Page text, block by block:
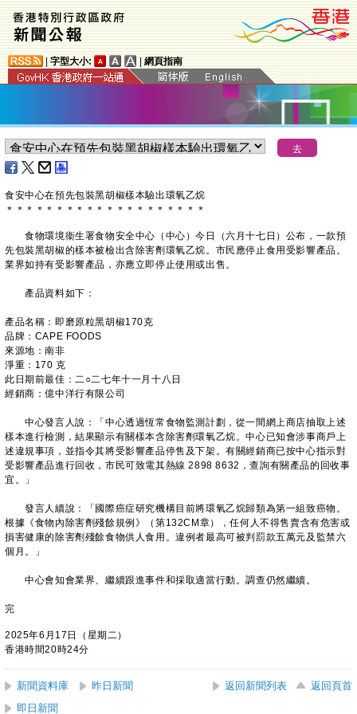
字型大小: 網頁指南
食安中心在預先包裝黑胡椒樣本驗出環氧乙烷
＊ ＊ ＊ ＊ ＊ ＊ ＊ ＊ ＊ ＊ ＊ ＊ ＊ ＊ ＊ ＊ ＊ ＊ ＊ ＊
​食物環境衞生署食物安全中心（中心）今日（六月十七日）公布，一款預
先包裝黑胡椒的樣本被檢出含除害劑環氧乙烷。市民應停止食用受影響產品。
業界如持有受影響產品，亦應立即停止使用或出售。
產品資料如下：
產品名稱：即磨原粒黑胡椒170克
品牌：CAPE FOODS
來源地：南非
淨重：170 克
此日期前最佳：二○二七年十一月十八日
經銷商：億中洋行有限公司
中心發言人說：「中心透過恆常食物監測計劃，從一間網上商店抽取上述
樣本進行檢測，結果顯示有關樣本含除害劑環氧乙烷。中心已知會涉事商戶上
述違規事項，並指令其將受影響產品停售及下架。有關經銷商已按中心指示對
受影響產品進行回收，市民可致電其熱線 2898 8632，查詢有關產品的回收事
宜。」
發言人續說：「國際癌症研究機構目前將環氧乙烷歸類為第一組致癌物。
根據《食物內除害劑殘餘規例》（第132CM章），任何人不得售賣含有危害或
損害健康的除害劑殘餘食物供人食用。違例者最高可被判罰款五萬元及監禁六
個月。」
中心會知會業界、繼續跟進事件和採取適當行動。調查仍然繼續。
完
2025年6月17日（星期二）
香港時間20時24分
新聞資料庫 昨日新聞 返回新聞列表
返回頁首
即日新聞